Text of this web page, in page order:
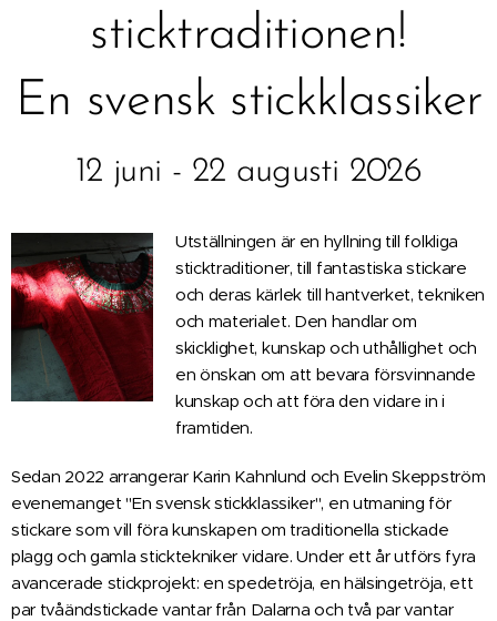
sticktraditionen!
En svensk stickklassiker
12 juni - 22 augusti 2026
Utställningen är en hyllning till folkliga
sticktraditioner, till fantastiska stickare
och deras kärlek till hantverket, tekniken
och materialet. Den handlar om
skicklighet, kunskap och uthållighet och
en önskan om att bevara försvinnande
kunskap och att föra den vidare in i
framtiden.
Sedan 2022 arrangerar Karin Kahnlund och Evelin Skeppström
evenemanget "En svensk stickklassiker", en utmaning för
stickare som vill föra kunskapen om traditionella stickade
plagg och gamla sticktekniker vidare. Under ett år utförs fyra
avancerade stickprojekt: en spedetröja, en hälsingetröja, ett
par tvåändstickade vantar från Dalarna och två par vantar